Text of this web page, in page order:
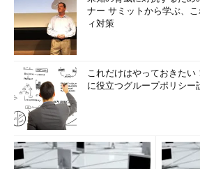
ナー サミットから学ぶ、
ィ対策
これだけはやっておきたい
に役立つグループポリシー